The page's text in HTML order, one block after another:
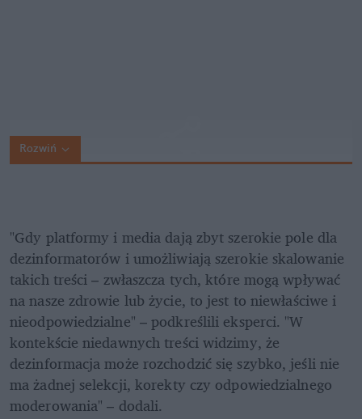
Rozwiń
"Gdy platformy i media dają zbyt szerokie pole dla
dezinformatorów i umożliwiają szerokie skalowanie
takich treści – zwłaszcza tych, które mogą wpływać
na nasze zdrowie lub życie, to jest to niewłaściwe i
nieodpowiedzialne" – podkreślili eksperci. "W
kontekście niedawnych treści widzimy, że
dezinformacja może rozchodzić się szybko, jeśli nie
ma żadnej selekcji, korekty czy odpowiedzialnego
moderowania" – dodali.